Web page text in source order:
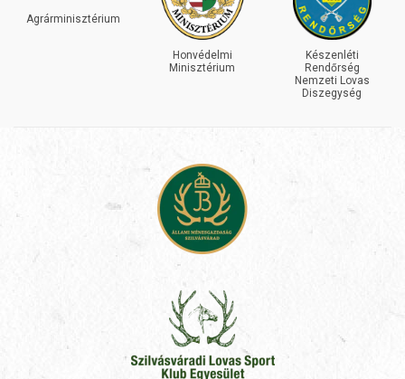
Agrárminisztérium
Honvédelmi
Minisztérium
Készenléti
Rendőrség
Nemzeti Lovas
Diszegység